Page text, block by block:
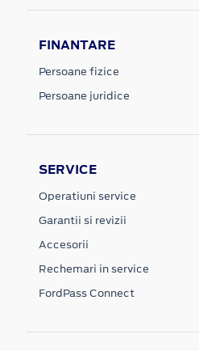
FINANTARE
Persoane fizice
Persoane juridice
SERVICE
Operatiuni service
Garantii si revizii
Accesorii
Rechemari in service
FordPass Connect